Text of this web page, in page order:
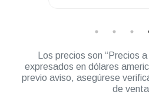
Los precios son “Precios
expresados en dólares
previo aviso, asegúrese
de